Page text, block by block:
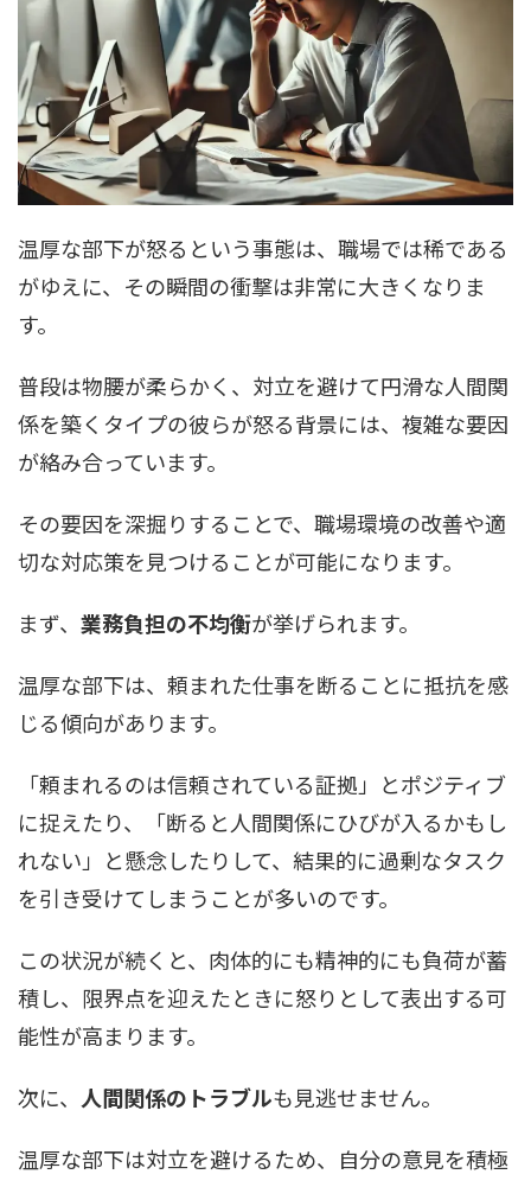
温厚な部下が怒るという事態は、職場では稀である
がゆえに、その瞬間の衝撃は非常に大きくなりま
す。
普段は物腰が柔らかく、対立を避けて円滑な人間関
係を築くタイプの彼らが怒る背景には、複雑な要因
が絡み合っています。
その要因を深掘りすることで、職場環境の改善や適
切な対応策を見つけることが可能になります。
まず、 業務負担の不均衡が挙げられます。
温厚な部下は、頼まれた仕事を断ることに抵抗を感
じる傾向があります。
「頼まれるのは信頼されている証拠」とポジティブ
に捉えたり、「断ると人間関係にひびが入るかもし
れない」と懸念したりして、結果的に過剰なタスク
を引き受けてしまうことが多いのです。
この状況が続くと、肉体的にも精神的にも負荷が蓄
積し、限界点を迎えたときに怒りとして表出する可
能性が高まります。
次に、 人間関係のトラブルも見逃せません。
温厚な部下は対立を避けるため、自分の意見を積極